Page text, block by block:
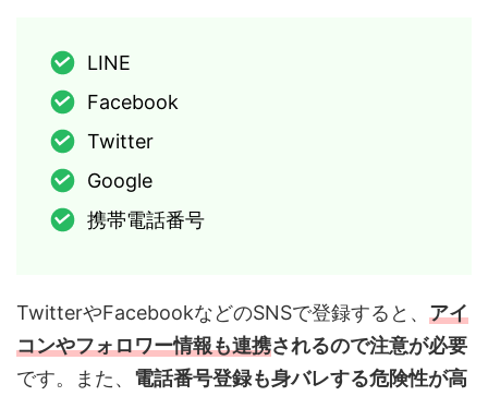
LINE
Facebook
Twitter
Google
携帯電話番号
TwitterやFacebookなどのSNSで登録すると、 アイ
コンやフォロワー情報も連携されるので注意が必要
です。また、 電話番号登録も身バレする危険性が高